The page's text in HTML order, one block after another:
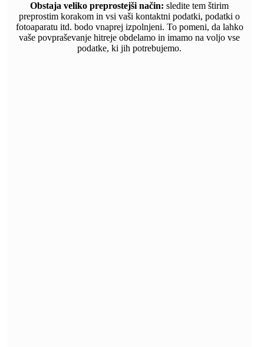
Obstaja veliko preprostejši način: sledite tem štirim
preprostim korakom in vsi vaši kontaktni podatki, podatki o
fotoaparatu itd. bodo vnaprej izpolnjeni. To pomeni, da lahko
vaše povpraševanje hitreje obdelamo in imamo na voljo vse
podatke, ki jih potrebujemo.